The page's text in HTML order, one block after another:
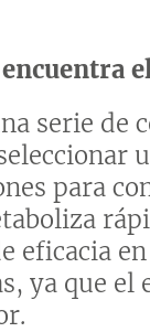
serie de
para
eficacia
ya que el